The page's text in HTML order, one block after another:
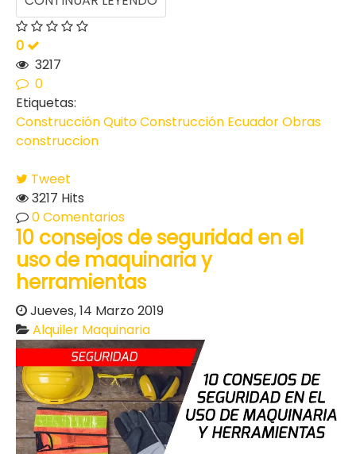
0
3217
0
Etiquetas:
Construcción QuitoConstrucción EcuadorObras
construccion
Tweet
3217 Hits
0 Comentarios
10 consejos de seguridad en el
uso de maquinaria y
herramientas
Jueves, 14 Marzo 2019
Alquiler Maquinaria